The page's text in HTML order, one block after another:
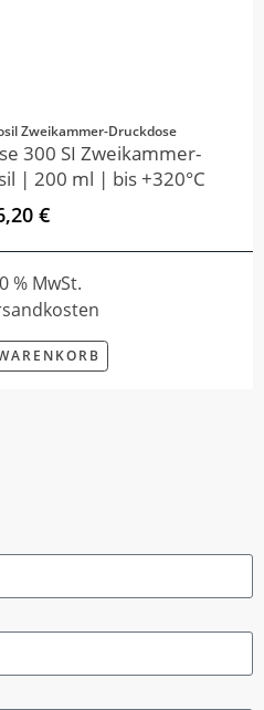
Zweikammer-Druckdose
300 SI Zweikammer-
| 200 ml | bis +320°C
€
% MwSt.